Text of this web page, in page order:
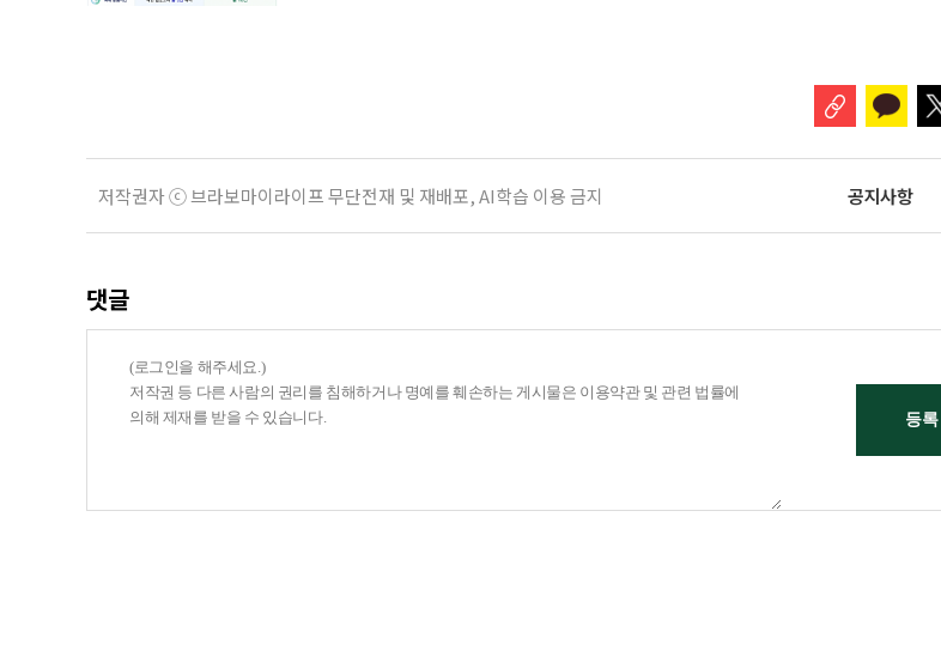
저작권자 ⓒ 브라보마이라이프 무단전재 및 재배포, AI학습 이용 금지 공지사항
댓글